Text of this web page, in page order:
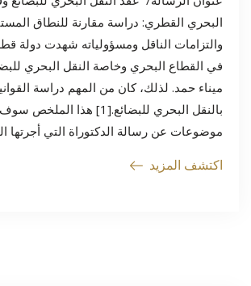
البحري القطري: دراسة مقارنة للنطاق
والتزامات الناقل ومسؤولياته شهدت دولة
في القطاع البحري وخاصة النقل البحري
ميناء حمد. لذلك، كان من المهم دراسة
بالنقل البحري للبضائع.[1] هذا
موضوعات عن رسالة الدكتوراة التي أجرتها
اكتشف المزيد